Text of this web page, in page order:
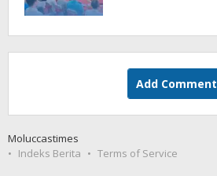
Add Comment
Moluccastimes
Indeks Berita
Terms of Service